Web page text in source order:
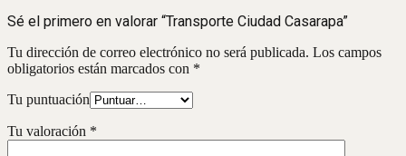
Sé el primero en valorar “Transporte Ciudad Casarapa”
Tu dirección de correo electrónico no será publicada. Los campos
obligatorios están marcados con *
Tu puntuación
Tu valoración *